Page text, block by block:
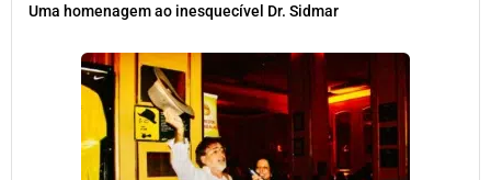
Uma homenagem ao inesquecível Dr. Sidmar